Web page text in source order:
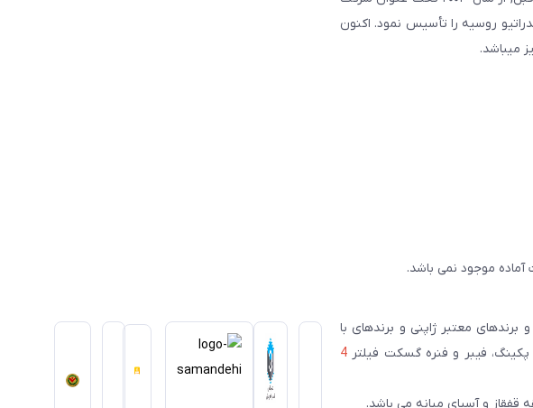
در جمهوری فدراتیو روسیه را تأسیس نمود. اکنون
موجود نمی باشد.
عامل فروش انواع بلبرینگ با مارکهای تجاری SKF & FAG و برندهای معتبر ژاپنی و برندهای با
فیبر و فنره گسکت فیلتر 4
و آسیای میانه می باشد.